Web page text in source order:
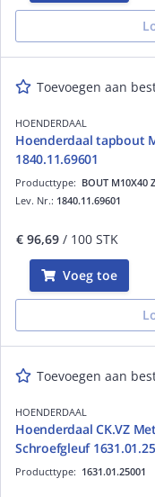
Toevoegen aan
HOENDERDAAL
Hoenderdaal tapbout
1840.11.69601
Producttype: BOUT M10X40
Lev. Nr.: 1840.11.69601
€ 96,69 / 100 STK
Voeg toe
Toevoegen aan
HOENDERDAAL
Hoenderdaal CK.VZ
Schroefgleuf
Producttype: 1631.01.25001